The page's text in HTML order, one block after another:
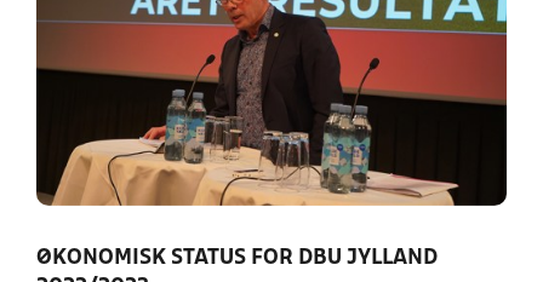
ØKONOMISK STATUS FOR DBU JYLLAND